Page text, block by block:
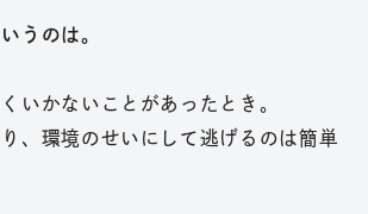
うのは。
いかないことがあったとき。
、環境のせいにして逃げるのは簡単